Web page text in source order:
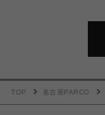
TOP 名古屋PARCO